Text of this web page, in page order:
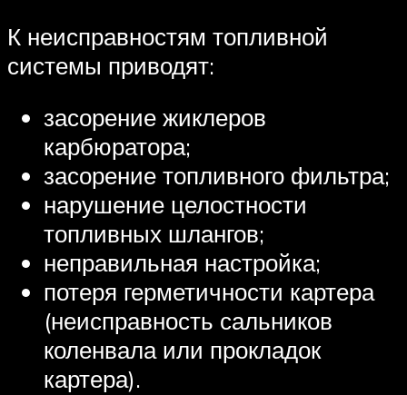
К неисправностям топливной
системы приводят:
засорение жиклеров
карбюратора;
засорение топливного фильтра;
нарушение целостности
топливных шлангов;
неправильная настройка;
потеря герметичности картера
(неисправность сальников
коленвала или прокладок
картера).